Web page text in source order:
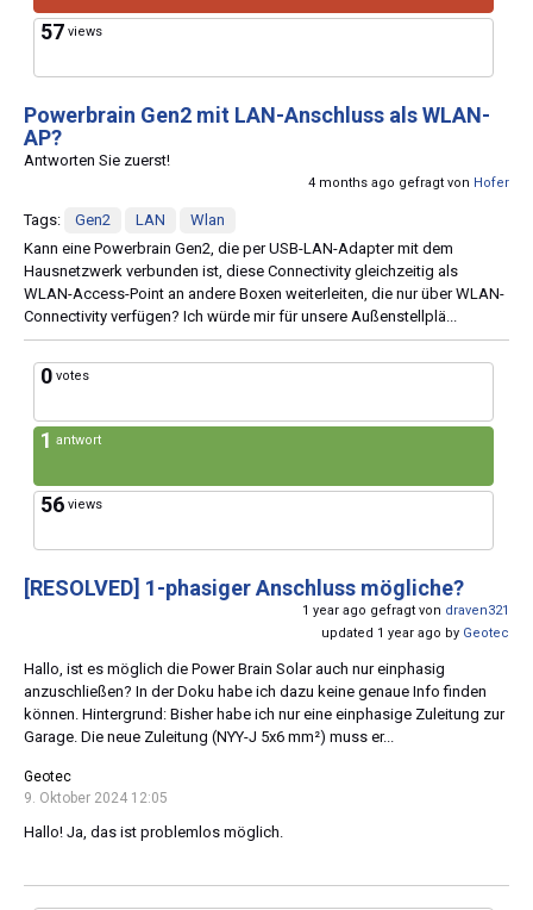
57 views
Powerbrain Gen2 mit LAN-Anschluss als WLAN-
AP?
Antworten Sie zuerst!
4 months ago gefragt von Hofer
Tags: Gen2 LAN
Wlan
Kann eine Powerbrain Gen2, die per USB-LAN-Adapter mit dem
Hausnetzwerk verbunden ist, diese Connectivity gleichzeitig als
WLAN-Access-Point an andere Boxen weiterleiten, die nur über WLAN-
Connectivity verfügen? Ich würde mir für unsere Außenstellplä...
0 votes
1 antwort
56 views
[RESOLVED] 1-phasiger Anschluss mögliche?
1 year ago gefragt von draven321
updated 1 year ago by Geotec
Hallo, ist es möglich die Power Brain Solar auch nur einphasig
anzuschließen? In der Doku habe ich dazu keine genaue Info finden
können. Hintergrund: Bisher habe ich nur eine einphasige Zuleitung zur
Garage. Die neue Zuleitung (NYY-J 5x6 mm²) muss er...
Geotec
9. Oktober 2024 12:05
Hallo! Ja, das ist problemlos möglich.